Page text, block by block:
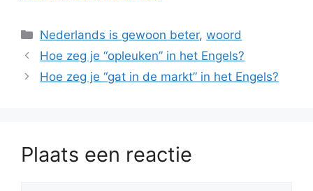
Categorieën
Nederlands is gewoon beter,woord
Hoe zeg je “opleuken” in het Engels?
Hoe zeg je “gat in de markt” in het Engels?
Plaats een reactie